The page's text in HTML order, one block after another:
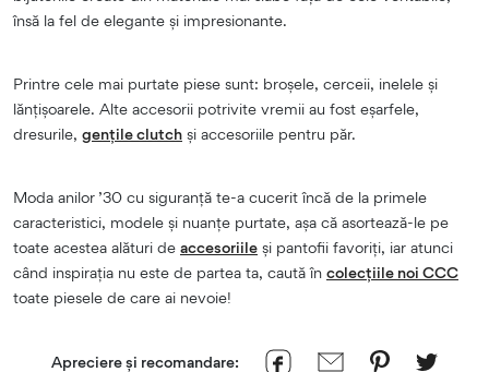
însă la fel de elegante și impresionante.
Printre cele mai purtate piese sunt: broșele, cerceii, inelele și
lănțișoarele. Alte accesorii potrivite vremii au fost eșarfele,
dresurile, gențile clutch și accesoriile pentru păr.
Moda anilor ’30 cu siguranță te-a cucerit încă de la primele
caracteristici, modele și nuanțe purtate, așa că asortează-le pe
toate acestea alături de accesoriile și pantofii favoriți, iar atunci
când inspirația nu este de partea ta, caută în colecțiile noi CCC
toate piesele de care ai nevoie!
Apreciere și recomandare: